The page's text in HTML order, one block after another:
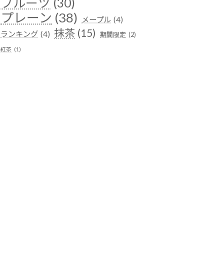
プレーン (38) メープル (4)
ランキング (4) 抹茶 (15) 期間限定 (2)
紅茶 (1)